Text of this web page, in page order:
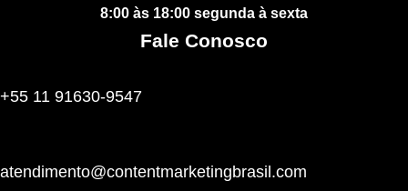
8:00 às 18:00 segunda à sexta
Fale Conosco
+55 11 91630-9547
atendimento@contentmarketingbrasil.com